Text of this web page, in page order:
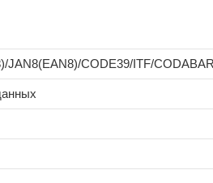
JAN8(EAN8)/CODE39/ITF/